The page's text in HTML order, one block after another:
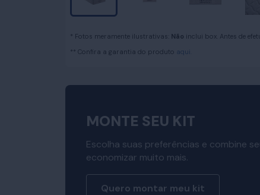
* Fotos meramente ilustrativas: Não inclui box. Antes de
** Confira a garantia do produto aqui.
MONTE SEU KIT
Escolha suas preferências e combine
economizar muito mais.
Quero montar meu kit